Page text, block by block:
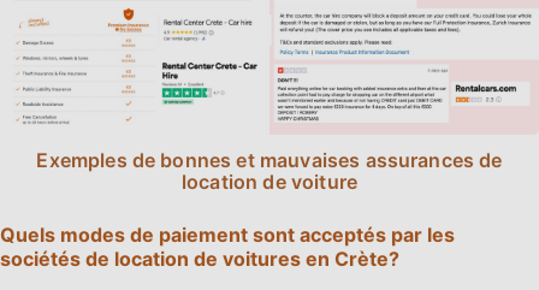
Exemples de bonnes et mauvaises assurances de
location de voiture
Quels modes de paiement sont acceptés par les
sociétés de location de voitures en Crète?